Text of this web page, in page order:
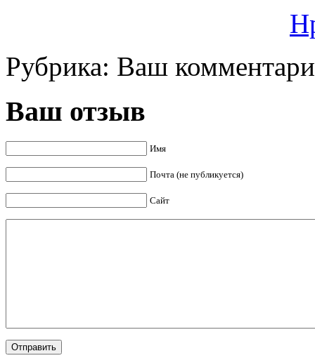
Рубрика: Ваш
Ваш отзыв
Имя
Почта (не публикуется)
Сайт